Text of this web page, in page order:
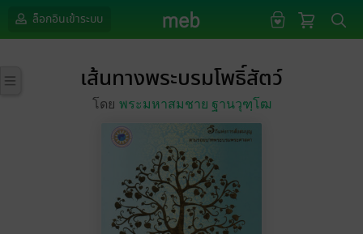
ล็อกอินเข้าระบบ
เส้นทางพระบรมโพธิ์สัตว์
โดย พระมหาสมชาย ฐานวุฑฺโฒ